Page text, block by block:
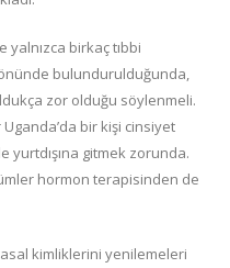
yalnızca birkaç tıbbi
bulundurulduğunda,
zor olduğu söylenmeli.
bir kişi cinsiyet
yurtdışına gitmek zorunda.
hormon terapisinden de
kimliklerini yenilemeleri